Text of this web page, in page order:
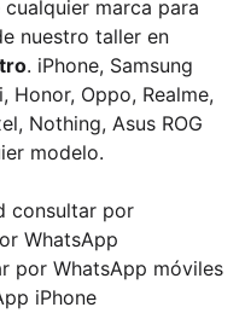
marca para
nuestro taller en
. iPhone, Samsung
Honor, Oppo, Realme,
Nothing, Asus ROG
modelo.
consultar por
WhatsApp
por WhatsApp móviles
iPhone